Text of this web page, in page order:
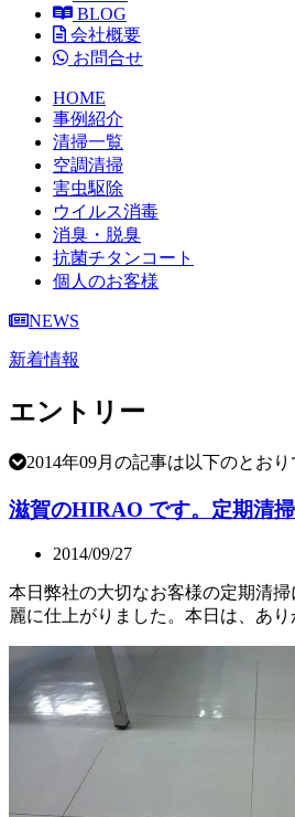
BLOG
会社概要
お問合せ
HOME
事例紹介
清掃一覧
空調清掃
害虫駆除
ウイルス消毒
消臭・脱臭
抗菌チタンコート
個人のお客様
NEWS
新着情報
エントリー
2014年09月の記事は以下のとおり
滋賀のHIRAO です。定期清掃
2014/09/27
本日弊社の大切なお客様の定期清
麗に仕上がりました。本日は、あり